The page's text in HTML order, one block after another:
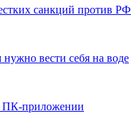
санкций против РФ
вести себя на воде
ПК-приложении